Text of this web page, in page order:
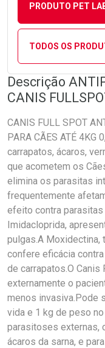
PRODUTO PET
TODOS OS
Descrição
CANIS
CANIS FULL SPOT
PARA CÃES ATÉ
carrapatos, ácaros,
que acometem os
elimina os parasitas
frequentemente
efeito contra
Imidacloprida,
pulgas.A Moxidectina,
confere eficácia
de carrapatos.O
externamente o
menos invasiva.Pode
vida e 1 kg de peso
parasitoses externas,
ácaros da sarna, e